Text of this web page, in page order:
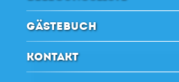
GÄSTEBUCH
KONTAKT